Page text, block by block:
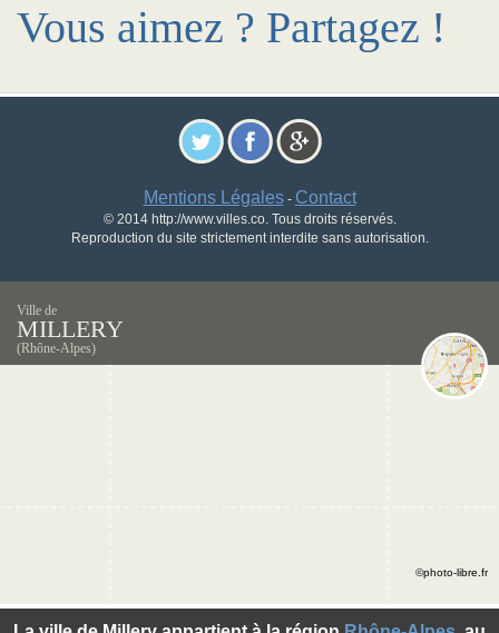
Vous aimez ? Partagez !
Mentions Légales- Contact
© 2014 http://www.villes.co. Tous droits réservés.
Reproduction du site strictement interdite sans autorisation.
Ville de
MILLERY
(Rhône-Alpes)
©photo-libre.fr